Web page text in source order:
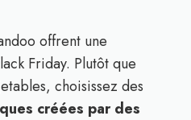
offrent une
Friday. Plutôt que
choisissez des
créées par des